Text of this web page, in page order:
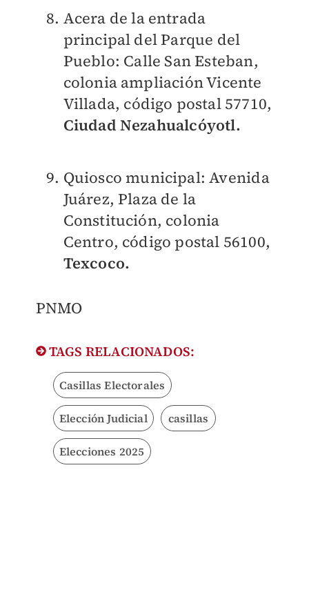
Acera de la entrada
principal del Parque del
Pueblo: Calle San Esteban,
colonia ampliación Vicente
Villada, código postal 57710,
Ciudad Nezahualcóyotl.
Quiosco municipal: Avenida
Juárez, Plaza de la
Constitución, colonia
Centro, código postal 56100,
Texcoco.
PNMO
TAGS RELACIONADOS:
Casillas Electorales
Elección Judicial casillas
Elecciones 2025